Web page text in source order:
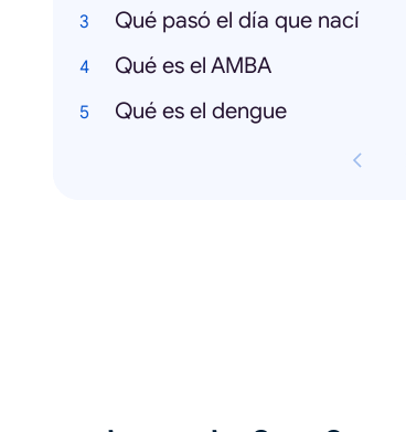
Qué pasó el día que nací
Qué es el AMBA
Qué es el dengue